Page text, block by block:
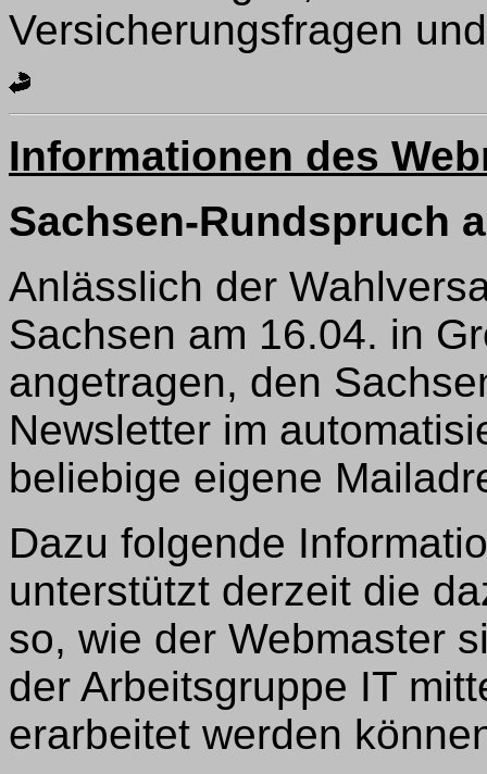
Versicherungsfragen
Informationen des
Sachsen-Rundspruch
Anlässlich der
Sachsen am 16.04. in
angetragen, den
Newsletter im
beliebige eigene
Dazu folgende
unterstützt derzeit die
so, wie der Webmaster
der Arbeitsgruppe IT
erarbeitet werden